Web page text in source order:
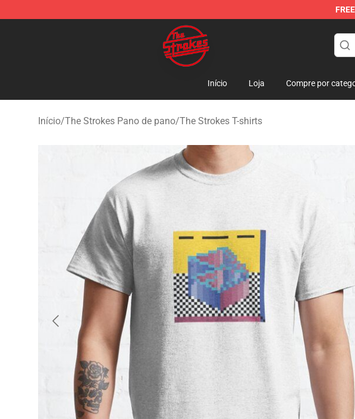
FREE
The Strokes Shop - Official The Strokes Merchandise Store
Início Loja Compre por
Início/The Strokes Pano de pano/The Strokes T-shirts